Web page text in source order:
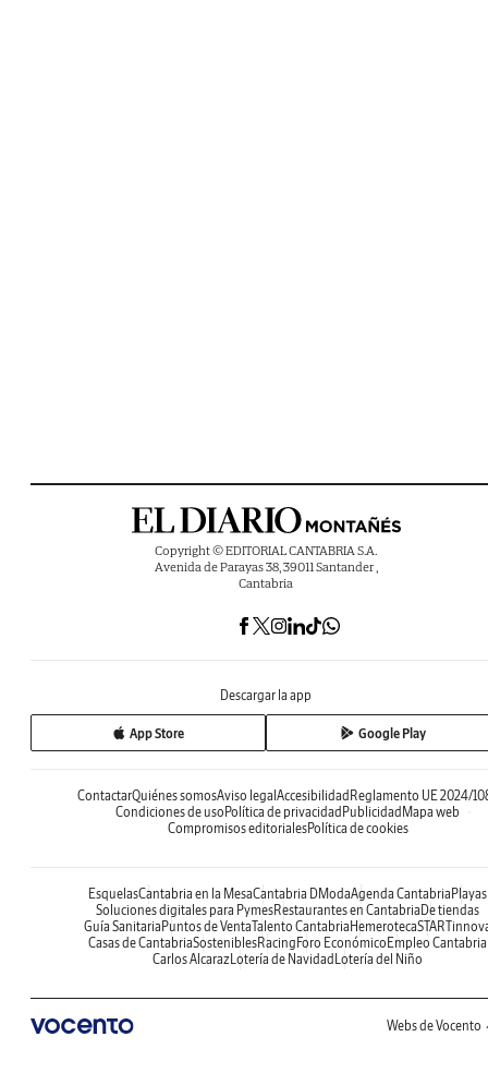
Copyright © EDITORIAL CANTABRIA S.A.
Avenida de Parayas 38, 39011 Santander ,
Cantabria
Descargar la app
App Store Google Play
ContactarQuiénes somosAviso legal Accesibilidad Reglamento UE 2024/
Condiciones de uso Política de privacidad Publicidad Mapa web
Compromisos editorialesPolítica de cookies
EsquelasCantabria en la MesaCantabria DModaAgenda Cantabria Playas
Soluciones digitales para PymesRestaurantes en Cantabria De tiendas
Guía Sanitaria Puntos de VentaTalento Cantabria Hemeroteca
Casas de CantabriaSosteniblesRacing Foro Económico Empleo Cantabria
Carlos AlcarazLotería de Navidad Lotería del Niño
Webs de Vocento